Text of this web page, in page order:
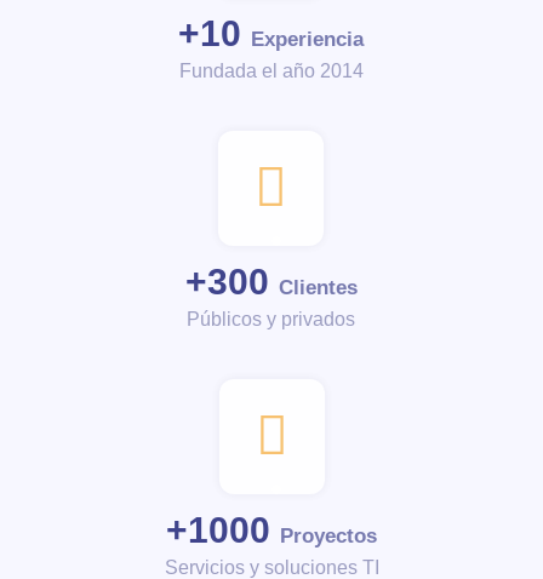
+10 Experiencia
Fundada el año 2014
+300 Clientes
Públicos y privados
+1000 Proyectos
Servicios y soluciones TI